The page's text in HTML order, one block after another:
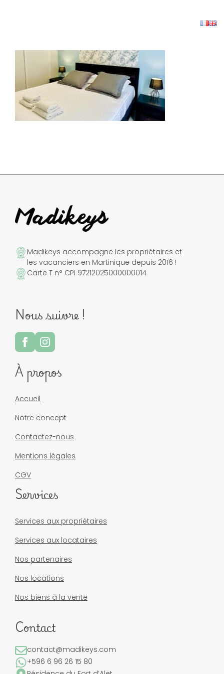
Madikeys accompagne les propriétaires et
les vacanciers en Martinique depuis 2016 !
Carte T n° CPI 97212025000000014
Nous suivre !
À propos
Accueil
Notre concept
Contactez-nous
Mentions légales
CGV
Services
Services aux propriétaires
Services aux locataires
Nos partenaires
Nos locations
Nos biens à la vente
Contact
contact@madikeys.com
+596 6 96 26 15 80